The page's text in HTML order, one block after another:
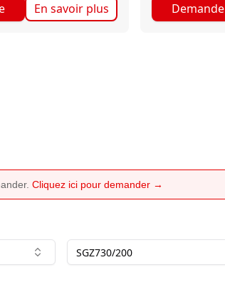
En savoir plus Demande
Cliquez ici pour demander →